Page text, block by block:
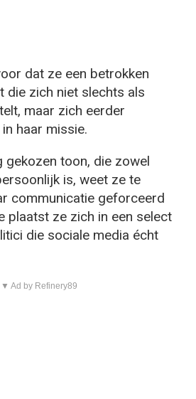
dat ze een betrokken
die zich niet slechts als
maar zich eerder
haar missie.
gekozen toon, die zowel
is, weet ze te
communicatie geforceerd
plaatst ze zich in een select
die sociale media écht
▼ Ad by Refinery89